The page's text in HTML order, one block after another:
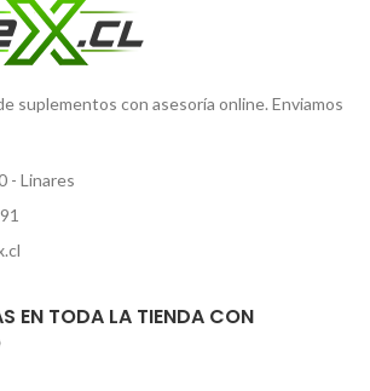
suplementos con asesoría online. Enviamos
- Linares
EN TODA LA TIENDA CON